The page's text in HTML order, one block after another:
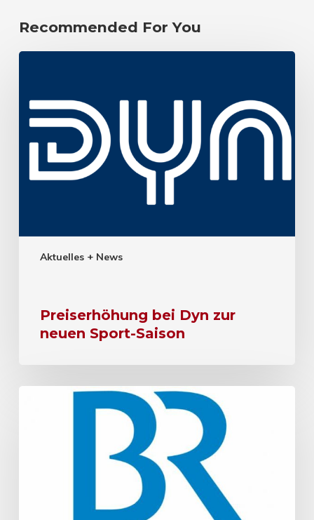
Recommended For You
Aktuelles + News
Preiserhöhung bei Dyn zur
neuen Sport-Saison